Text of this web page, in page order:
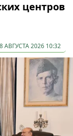
центров
АВГУСТА 2026 10:32